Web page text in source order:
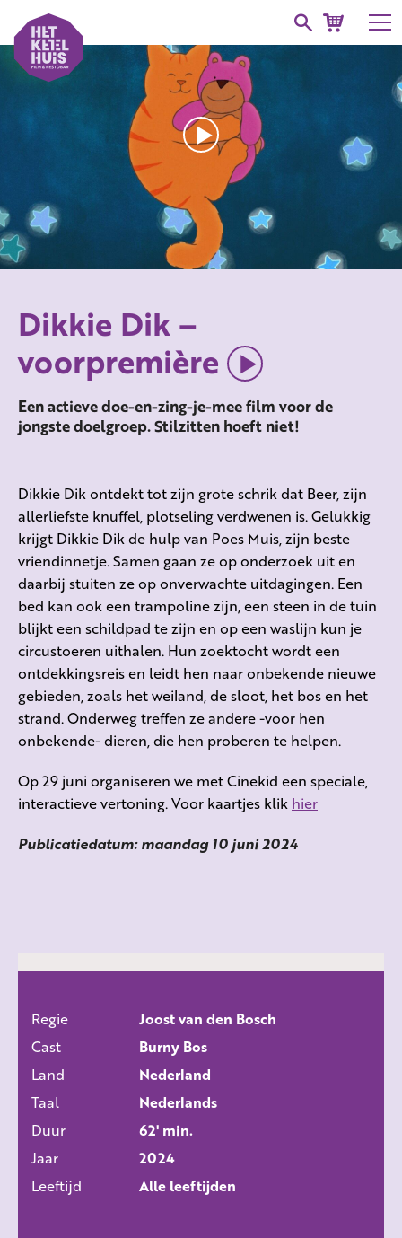
Dikkie Dik –
voorpremière
Een actieve doe-en-zing-je-mee film voor de
jongste doelgroep. Stilzitten hoeft niet!
Dikkie Dik ontdekt tot zijn grote schrik dat Beer, zijn
allerliefste knuffel, plotseling verdwenen is. Gelukkig
krijgt Dikkie Dik de hulp van Poes Muis, zijn beste
vriendinnetje. Samen gaan ze op onderzoek uit en
daarbij stuiten ze op onverwachte uitdagingen. Een
bed kan ook een trampoline zijn, een steen in de tuin
blijkt een schildpad te zijn en op een waslijn kun je
circustoeren uithalen. Hun zoektocht wordt een
ontdekkingsreis en leidt hen naar onbekende nieuwe
gebieden, zoals het weiland, de sloot, het bos en het
strand. Onderweg treffen ze andere -voor hen
onbekende- dieren, die hen proberen te helpen.
Op 29 juni organiseren we met Cinekid een speciale,
interactieve vertoning. Voor kaartjes klik hier
Publicatiedatum: maandag 10 juni 2024
Regie
Joost van den Bosch
Cast
Burny Bos
Land
Nederland
Taal
Nederlands
Duur
62' min.
Jaar
2024
Leeftijd
Alle leeftijden